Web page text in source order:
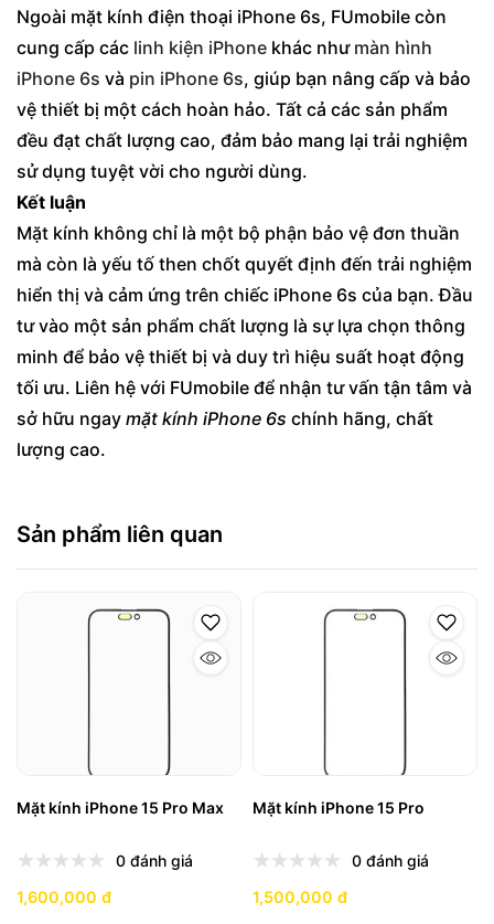
Ngoài mặt kính điện thoại iPhone 6s, FUmobile còn
cung cấp các linh kiện iPhone khác như màn hình
iPhone 6s và pin iPhone 6s, giúp bạn nâng cấp và bảo
vệ thiết bị một cách hoàn hảo. Tất cả các sản phẩm
đều đạt chất lượng cao, đảm bảo mang lại trải nghiệm
sử dụng tuyệt vời cho người dùng.
Kết luận
Mặt kính không chỉ là một bộ phận bảo vệ đơn thuần
mà còn là yếu tố then chốt quyết định đến trải nghiệm
hiển thị và cảm ứng trên chiếc iPhone 6s của bạn. Đầu
tư vào một sản phẩm chất lượng là sự lựa chọn thông
minh để bảo vệ thiết bị và duy trì hiệu suất hoạt động
tối ưu. Liên hệ với FUmobile để nhận tư vấn tận tâm và
sở hữu ngay mặt kính iPhone 6s chính hãng, chất
lượng cao.
Sản phẩm liên quan
Mặt kính iPhone 15 Pro Max
0 đánh giá
1,600,000 đ
Mặt kính iPhone 15 Pro
0 đánh giá
1,500,000 đ